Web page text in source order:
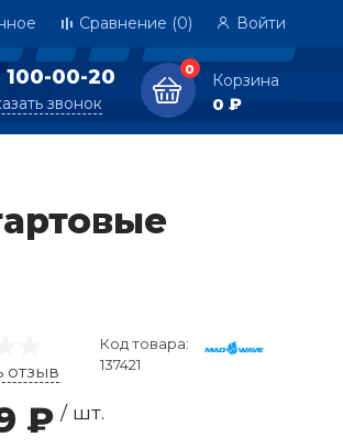
Сравнение (0) Войти
100-00-20
звонок
0
Корзина
0 ₽
отзыв
Код товара:
137421
₽ / шт.